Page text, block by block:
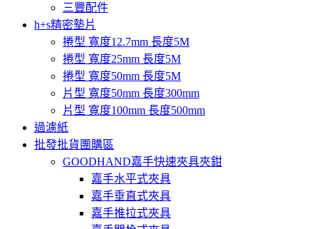
三豐配件
h+s精密墊片
捲型 寬度12.7mm 長度5M
捲型 寬度25mm 長度5M
捲型 寬度50mm 長度5M
片型 寬度50mm 長度300mm
片型 寬度100mm 長度500mm
過濾紙
批發批貨團購區
GOODHAND嘉手快速夾具夾鉗
嘉手水平式夾具
嘉手垂直式夾具
嘉手推拉式夾具